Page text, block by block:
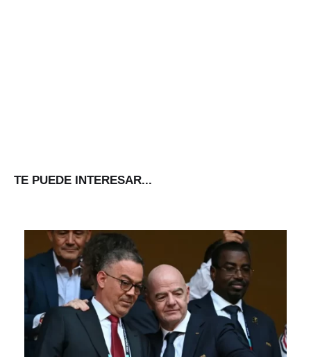
TE PUEDE INTERESAR...